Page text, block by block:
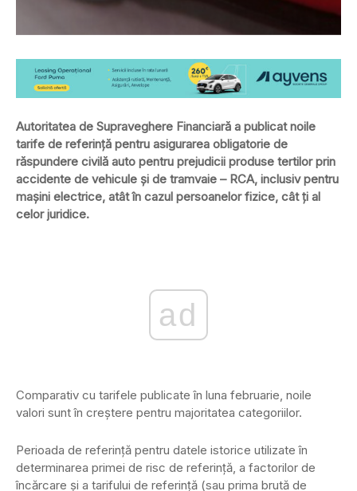
Autoritatea de Supraveghere Financiară a publicat noile
tarife de referință pentru asigurarea obligatorie de
răspundere civilă auto pentru prejudicii produse tertilor prin
accidente de vehicule și de tramvaie – RCA, inclusiv pentru
mașini electrice, atât în cazul persoanelor fizice, cât ți al
celor juridice.
ad
Comparativ cu tarifele publicate în luna februarie, noile
valori sunt în creștere pentru majoritatea categoriilor.
Perioada de referință pentru datele istorice utilizate în
determinarea primei de risc de referință, a factorilor de
încărcare și a tarifului de referință (sau prima brută de